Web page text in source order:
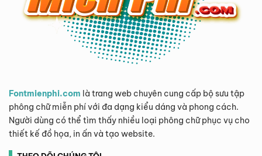
Fontmienphi.com là trang web chuyên cung cấp bộ sưu tập
phông chữ miễn phí với đa dạng kiểu dáng và phong cách.
Người dùng có thể tìm thấy nhiều loại phông chữ phục vụ cho
thiết kế đồ họa, in ấn và tạo website.